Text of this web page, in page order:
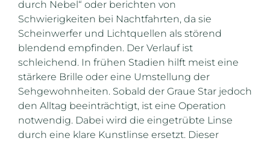
durch Nebel“ oder berichten von
Schwierigkeiten bei Nachtfahrten, da sie
Scheinwerfer und Lichtquellen als störend
blendend empfinden. Der Verlauf ist
schleichend. In frühen Stadien hilft meist eine
stärkere Brille oder eine Umstellung der
Sehgewohnheiten. Sobald der Graue Star jedoch
den Alltag beeinträchtigt, ist eine Operation
notwendig. Dabei wird die eingetrübte Linse
durch eine klare Kunstlinse ersetzt. Dieser